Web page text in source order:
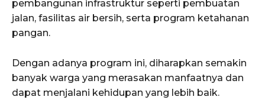
pembangunan infrastruktur seperti pembuatan
jalan, fasilitas air bersih, serta program ketahanan
pangan.
Dengan adanya program ini, diharapkan semakin
banyak warga yang merasakan manfaatnya dan
dapat menjalani kehidupan yang lebih baik.